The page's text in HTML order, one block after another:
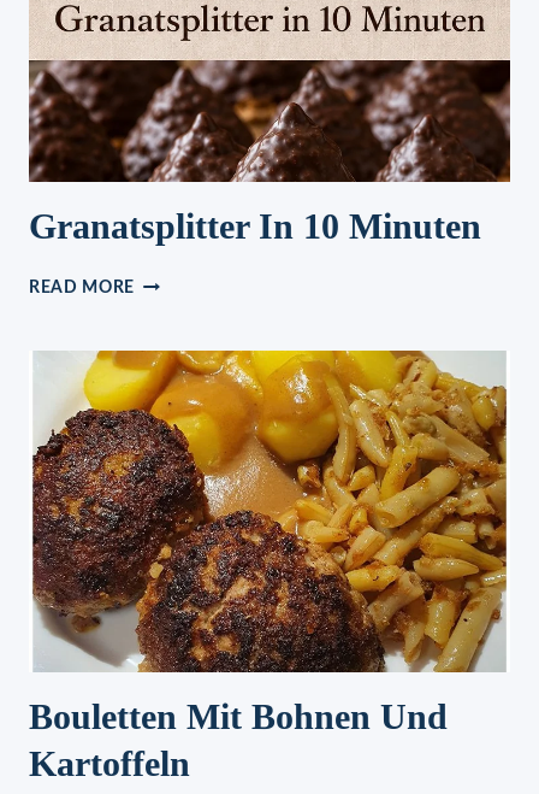
Granatsplitter In 10 Minuten
READ MORE GRANATSPLITTER
MINUTEN
Bouletten Mit Bohnen Und
Kartoffeln